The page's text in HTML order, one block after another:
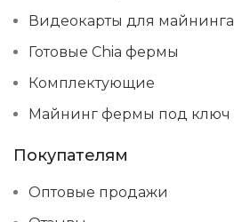
Видеокарты для майнинга
Готовые Chia фермы
Комплектующие
Майнинг фермы под ключ
Покупателям
Оптовые продажи